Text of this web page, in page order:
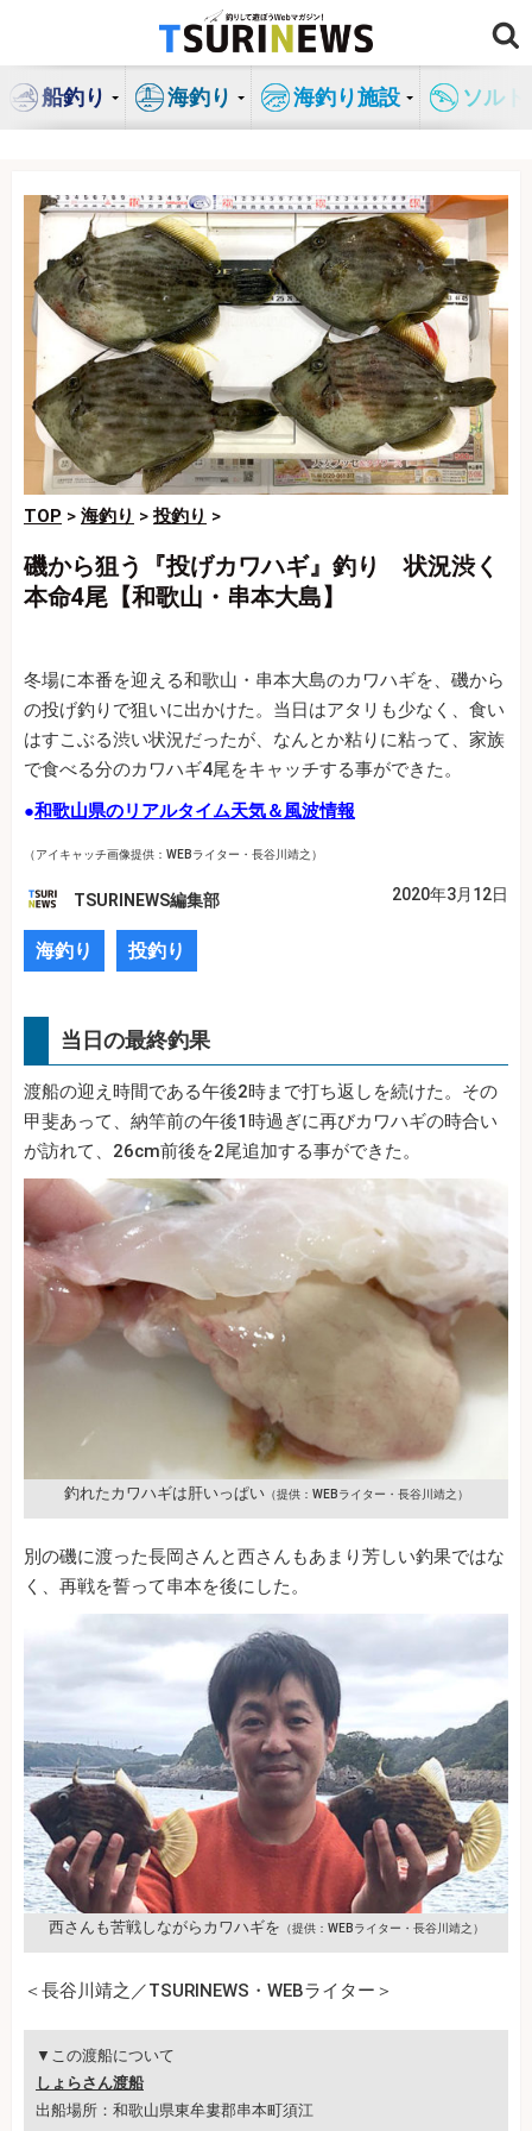
ン
船釣り 海釣り 海釣り施設 ソル
TOP > 海釣り > 投釣り >
磯から狙う『投げカワハギ』釣り 状況渋く
本命4尾【和歌山・串本大島】
冬場に本番を迎える和歌山・串本大島のカワハギを、磯から
の投げ釣りで狙いに出かけた。当日はアタリも少なく、食い
はすこぶる渋い状況だったが、なんとか粘りに粘って、家族
で食べる分のカワハギ4尾をキャッチする事ができた。
●和歌山県のリアルタイム天気＆風波情報
（アイキャッチ画像提供：WEBライター・長谷川靖之）
TSURINEWS編集部 2020年3月12日
海釣り 投釣り
当日の最終釣果
渡船の迎え時間である午後2時まで打ち返しを続けた。その
甲斐あって、納竿前の午後1時過ぎに再びカワハギの時合い
が訪れて、26cm前後を2尾追加する事ができた。
釣れたカワハギは肝いっぱい（提供：WEBライター・長谷川靖之）
別の磯に渡った長岡さんと西さんもあまり芳しい釣果ではな
く、再戦を誓って串本を後にした。
西さんも苦戦しながらカワハギを （提供：WEBライター・長谷川靖之）
＜長谷川靖之／TSURINEWS・WEBライター＞
▼この渡船について
しょらさん渡船
出船場所：和歌山県東牟婁郡串本町須江